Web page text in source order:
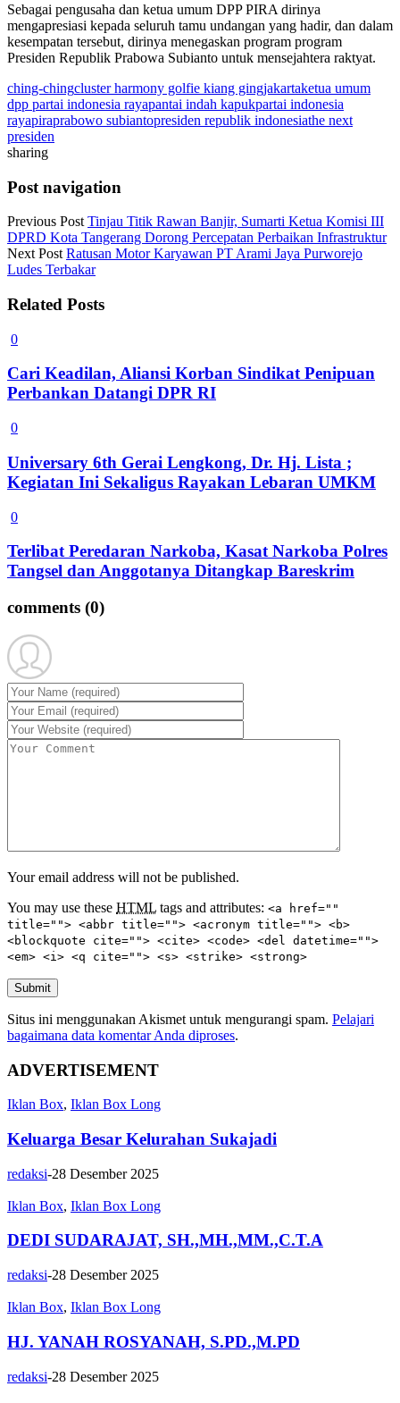
Sebagai pengusaha dan ketua umum DPP PIRA dirinya
mengapresiasi kepada seluruh tamu undangan yang hadir, dan dalam
kesempatan tersebut, dirinya menegaskan program program
Presiden Republik Prabowa Subianto untuk mensejahtera raktyat.
ching-chingcluster harmony golfie kiang gingjakartaketua umum
dpp partai indonesia rayapantai indah kapukpartai indonesia
rayapiraprabowo subiantopresiden republik indonesiathe next
presiden
sharing
Post navigation
Previous Post Tinjau Titik Rawan Banjir, Sumarti Ketua Komisi III
DPRD Kota Tangerang Dorong Percepatan Perbaikan Infrastruktur
Next Post Ratusan Motor Karyawan PT Arami Jaya Purworejo
Ludes Terbakar
Related Posts
0
Cari Keadilan, Aliansi Korban Sindikat Penipuan
Perbankan Datangi DPR RI
0
Universary 6th Gerai Lengkong, Dr. Hj. Lista ;
Kegiatan Ini Sekaligus Rayakan Lebaran UMKM
0
Terlibat Peredaran Narkoba, Kasat Narkoba Polres
Tangsel dan Anggotanya Ditangkap Bareskrim
comments (0)
Your email address will not be published.
You may use these HTML tags and attributes: <a href=""
title=""> <abbr title=""> <acronym title=""> <b>
<blockquote cite=""> <cite> <code> <del datetime="">
<em> <i> <q cite=""> <s> <strike> <strong>
Submit
Situs ini menggunakan Akismet untuk mengurangi spam. Pelajari
bagaimana data komentar Anda diproses.
ADVERTISEMENT
Iklan Box, Iklan Box Long
Keluarga Besar Kelurahan Sukajadi
redaksi-28 Desember 2025
Iklan Box, Iklan Box Long
DEDI SUDARAJAT, SH.,MH.,MM.,C.T.A
redaksi-28 Desember 2025
Iklan Box, Iklan Box Long
HJ. YANAH ROSYANAH, S.PD.,M.PD
redaksi-28 Desember 2025